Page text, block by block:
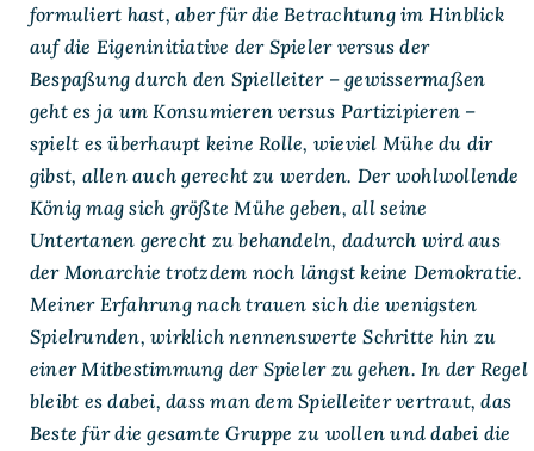
formuliert hast, aber für die Betrachtung im Hinblick
auf die Eigeninitiative der Spieler versus der
Bespaßung durch den Spielleiter – gewissermaßen
geht es ja um Konsumieren versus Partizipieren –
spielt es überhaupt keine Rolle, wieviel Mühe du dir
gibst, allen auch gerecht zu werden. Der wohlwollende
König mag sich größte Mühe geben, all seine
Untertanen gerecht zu behandeln, dadurch wird aus
der Monarchie trotzdem noch längst keine Demokratie.
Meiner Erfahrung nach trauen sich die wenigsten
Spielrunden, wirklich nennenswerte Schritte hin zu
einer Mitbestimmung der Spieler zu gehen. In der Regel
bleibt es dabei, dass man dem Spielleiter vertraut, das
Beste für die gesamte Gruppe zu wollen und dabei die